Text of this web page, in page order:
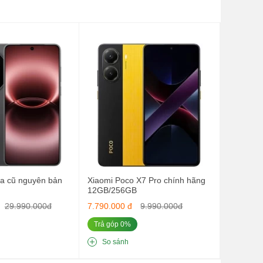
cũ nguyên bản
29.990.000đ
Xiaomi Poco X7 Pro chính hãng
12GB/256GB
7.790.000 đ
9.990.000đ
Trả góp 0%
So sánh